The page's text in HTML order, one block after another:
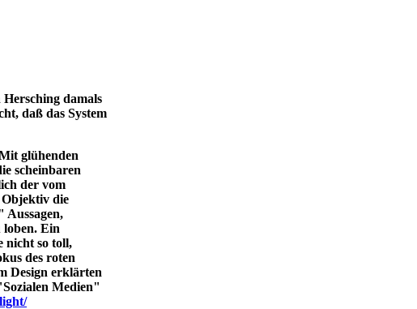
damals
daß das System
glühenden
scheinbaren
der vom
Objektiv die
Aussagen,
Ein
nicht so toll,
des roten
Design erklärten
Medien"